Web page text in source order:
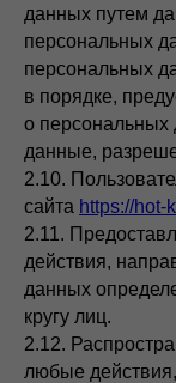
данных путем
персональных
персональных
в порядке,
о
данные,
2.10.
сайта https://hot-
2.11.
действия,
данных
кругу лиц.
2.12.
любые